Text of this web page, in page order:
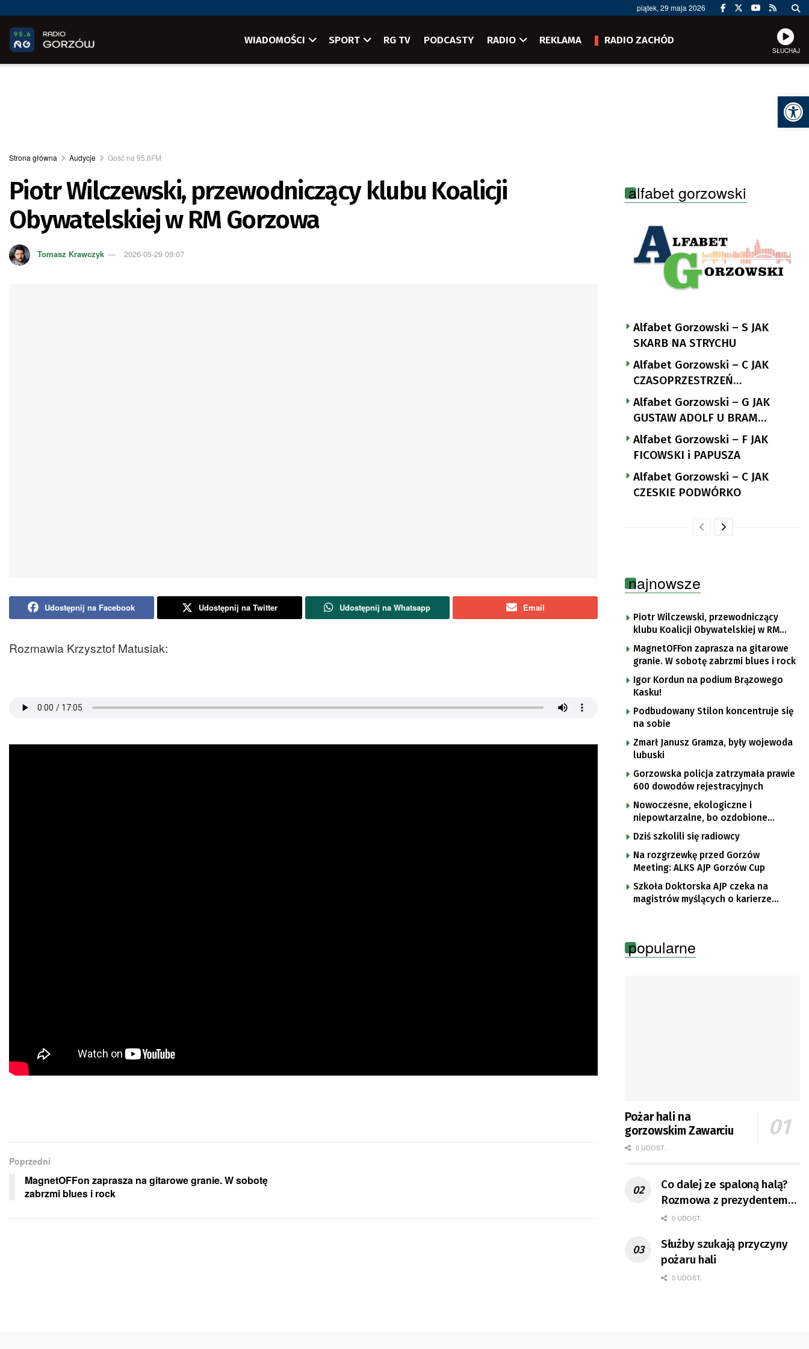
piątek, 29 maja 2026
WIADOMOŚCI SPORT RG TV PODCASTY RADIO REKLAMA RADIO ZACHÓD
SŁUCHAJ
Strona główna Audycje Gość na 95,6FM
Piotr Wilczewski, przewodniczący klubu Koalicji
Obywatelskiej w RM Gorzowa
Tomasz Krawczyk 2026-05-29 09:07
Udostępnij na Facebook Udostępnij na Twitter Udostępnij na Whatsapp Email
Rozmawia Krzysztof Matusiak:
Poprzedni
MagnetOFFon zaprasza na gitarowe granie. W sobotę
zabrzmi blues i rock
alfabet gorzowski
Alfabet Gorzowski – S JAK
SKARB NA STRYCHU
Alfabet Gorzowski – C JAK
CZASOPRZESTRZEŃ
NUTTGENSA
Alfabet Gorzowski – G JAK
GUSTAW ADOLF U BRAM
LANDSBERGA
Alfabet Gorzowski – F JAK
FICOWSKI i PAPUSZA
Alfabet Gorzowski – C JAK
CZESKIE PODWÓRKO
najnowsze
Piotr Wilczewski, przewodniczący
klubu Koalicji Obywatelskiej w RM
Gorzowa
MagnetOFFon zaprasza na gitarowe
granie. W sobotę zabrzmi blues i rock
Igor Kordun na podium Brązowego
Kasku!
Podbudowany Stilon koncentruje się
na sobie
Zmarł Janusz Gramza, były wojewoda
lubuski
Gorzowska policja zatrzymała prawie
600 dowodów rejestracyjnych
Nowoczesne, ekologiczne i
niepowtarzalne, bo ozdobione
rysunkami dzieci
Dziś szkolili się radiowcy
Na rozgrzewkę przed Gorzów
Meeting: ALKS AJP Gorzów Cup
Szkoła Doktorska AJP czeka na
magistrów myślących o karierze
popularne
Pożar hali na
gorzowskim Zawarciu
0 UDOST.
Co dalej ze spaloną halą?
Rozmowa z prezydentem
Gorzowa
0 UDOST.
Służby szukają przyczyny
pożaru hali
0 UDOST.